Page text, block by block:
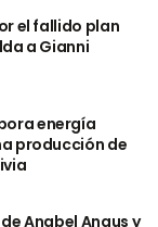
el fallido plan
a Gianni
energía
producción de
Anabel Angus y